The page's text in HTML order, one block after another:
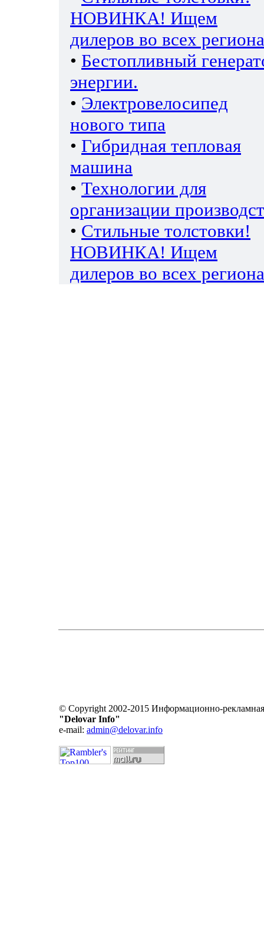
НОВИНКА! Ищем
дилеров во всех
• Бестопливный
энергии.
• Электровелосипед
нового типа
• Гибридная тепловая
машина
• Технологии для
организации
• Стильные толстовки!
НОВИНКА! Ищем
дилеров во всех
© Copyright 2002-2015 Информационно-
"Delovar Info"
e-mail: admin@delovar.info